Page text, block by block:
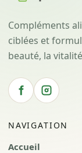
Compléments
ciblées et
beauté, la
NAVIGATION
Accueil